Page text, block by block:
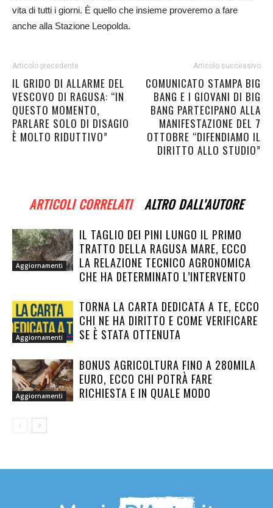
vita di tutti i giorni. È quello che insieme proveremo a fare
anche alla Stazione Leopolda.
Articolo precedente
IL GRIDO DI ALLARME DEL
VESCOVO DI RAGUSA: “IN
QUESTO MOMENTO,
PARLARE SOLO DI DISAGIO
È MOLTO RIDUTTIVO”
Articolo successivo
COMUNICATO STAMPA BIG
BANG E I GIOVANI DI BIG
BANG PARTECIPANO ALLA
MANIFESTAZIONE DEL 7
OTTOBRE “DIFENDIAMO IL
DIRITTO ALLO STUDIO”
ARTICOLI CORRELATI ALTRO DALL'AUTORE
Aggiornamenti
IL TAGLIO DEI PINI LUNGO IL PRIMO
TRATTO DELLA RAGUSA MARE, ECCO
LA RELAZIONE TECNICO AGRONOMICA
CHE HA DETERMINATO L’INTERVENTO
Aggiornamenti
TORNA LA CARTA DEDICATA A TE, ECCO
CHI NE HA DIRITTO E COME VERIFICARE
SE È STATA OTTENUTA
Aggiornamenti
BONUS AGRICOLTURA FINO A 280MILA
EURO, ECCO CHI POTRÀ FARE
RICHIESTA E IN QUALE MODO